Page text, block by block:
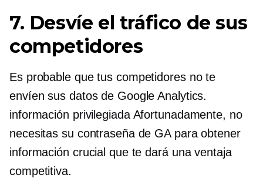
7. Desvíe el tráfico de sus
competidores
Es probable que tus competidores no te
envíen sus datos de Google Analytics.
información privilegiadaAfortunadamente, no
necesitas su contraseña de GA para obtener
información crucial que te dará una ventaja
competitiva.